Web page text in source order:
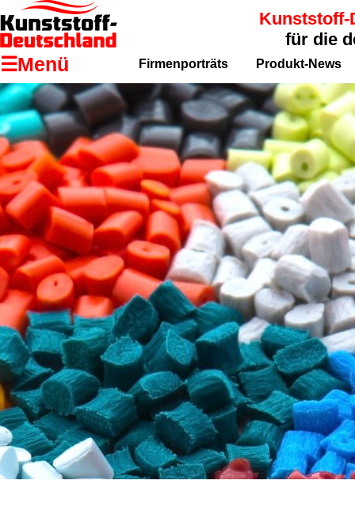
Kunststoff-
für die
☰Menü Firmenporträts Produkt-News